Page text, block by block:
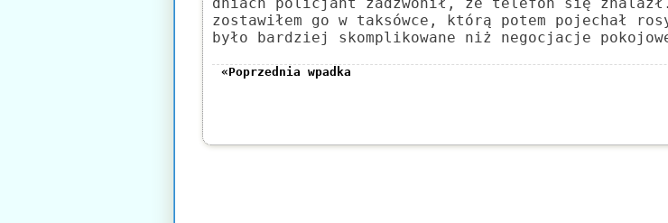
zostawiłem go w taksówce, którą potem pojechał
było bardziej skomplikowane niż negocjacje
«Poprzednia wpadka